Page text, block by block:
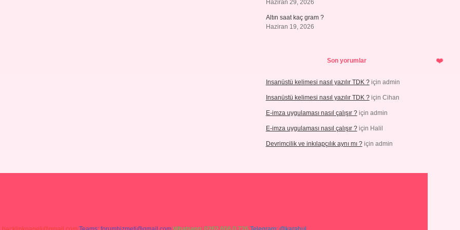
Haziran 29, 2026
Altın saat kaç gram ?
Haziran 19, 2026
Son yorumlar
Insanüstü kelimesi nasıl yazılır TDK ?için admin
Insanüstü kelimesi nasıl yazılır TDK ?için Cihan
E-imza uygulaması nasıl çalışır ?için admin
E-imza uygulaması nasıl çalışır ?için Halil
Devrimcilik ve inkılapçılık aynı mı ?için admin